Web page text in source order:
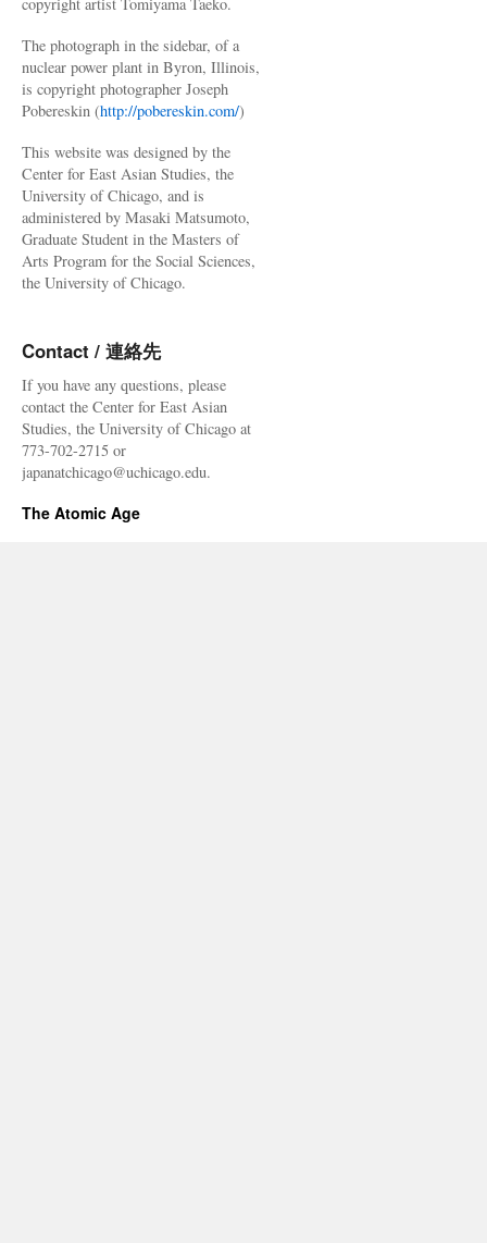
The photograph in the sidebar, of a
nuclear power plant in Byron, Illinois,
is copyright photographer Joseph
Pobereskin (http://pobereskin.com/)
This website was designed by the
Center for East Asian Studies, the
University of Chicago, and is
administered by Masaki Matsumoto,
Graduate Student in the Masters of
Arts Program for the Social Sciences,
the University of Chicago.
Contact / 連絡先
If you have any questions, please
contact the Center for East Asian
Studies, the University of Chicago at
773-702-2715 or
japanatchicago@uchicago.edu.
The Atomic Age